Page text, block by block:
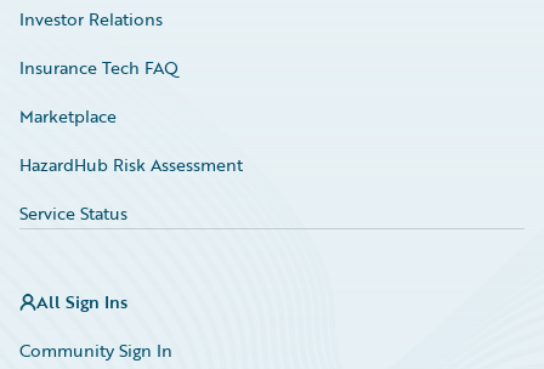
Investor Relations
Insurance Tech FAQ
Marketplace
HazardHub Risk Assessment
Service Status
All Sign Ins
Community Sign In